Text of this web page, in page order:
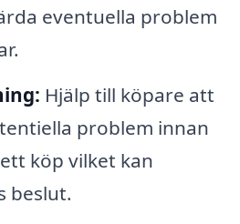
eventuella problem
Hjälp till köpare att
problem innan
köp vilket kan
beslut.